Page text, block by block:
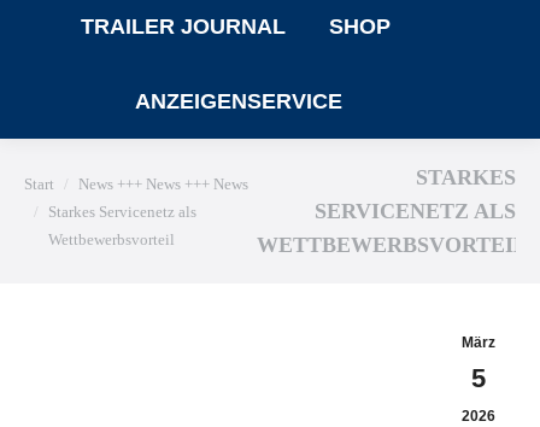
TRAILER JOURNAL SHOP
ANZEIGENSERVICE
Sie befinden sich hier:
Start
News +++ News +++ News
Starkes Servicenetz als
Wettbewerbsvorteil
STARKES
SERVICENETZ ALS
WETTBEWERBSVORTEIL
März
5
2026